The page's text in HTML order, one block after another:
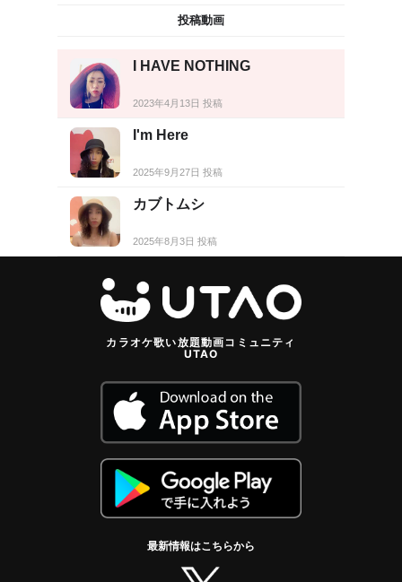
投稿動画
I HAVE NOTHING
2023年4月13日 投稿
I'm Here
2025年9月27日 投稿
カブトムシ
2025年8月3日 投稿
カラオケ歌い放題動画コミュニティ
UTAO
最新情報はこちらから